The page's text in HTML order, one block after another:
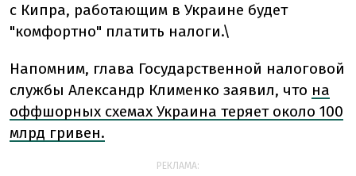
с Кипра, работающим в Украине будет
"комфортно" платить налоги.\
Напомним, глава Государственной налоговой
службы Александр Клименко заявил, что на
оффшорных схемах Украина теряет около 100
млрд гривен.
РЕКЛАМА: